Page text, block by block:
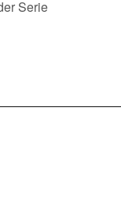
Serie